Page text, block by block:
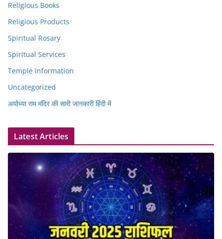
Religious Books
Religious Products
Spiritual Rosary
Spiritual Services
Temple Information
Uncategorized
अयोध्या राम मंदिर की सारी जानकारी हिंदी में
Latest Articles